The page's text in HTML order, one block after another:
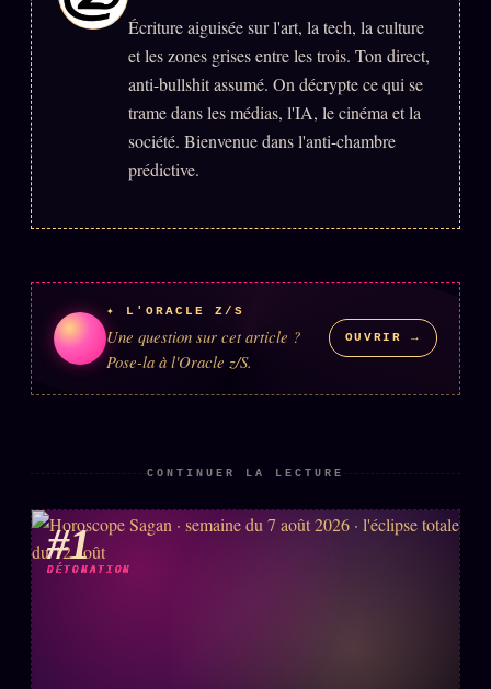
ÉQUIPE + AUTEURS
À propos
Founders
Auteurs
Who is who
Qui baise qui
+18
Signatures
Words Radio
Écriture aiguisée sur l'art, la tech, la culture
et les zones grises entre les trois. Ton direct,
anti-bullshit assumé. On décrypte ce qui se
trame dans les médias, l'IA, le cinéma et la
société. Bienvenue dans l'anti-chambre
prédictive.
✦ L'ORACLE Z/S
Une question sur cet article ?
Pose-la à l'Oracle z/S.
OUVRIR →
CONTINUER LA LECTURE
#1
DÉTONATION